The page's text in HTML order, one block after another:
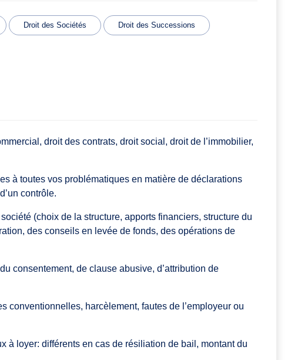
Droit des Sociétés Droit des Successions
droit des contrats, droit social, droit de l’immobilier,
à toutes vos problématiques en matière de déclarations
contrôle.
(choix de la structure, apports financiers, structure du
des conseils en levée de fonds, des opérations de
consentement, de clause abusive, d’attribution de
conventionnelles, harcèlement, fautes de l’employeur ou
à loyer: différents en cas de résiliation de bail, montant du